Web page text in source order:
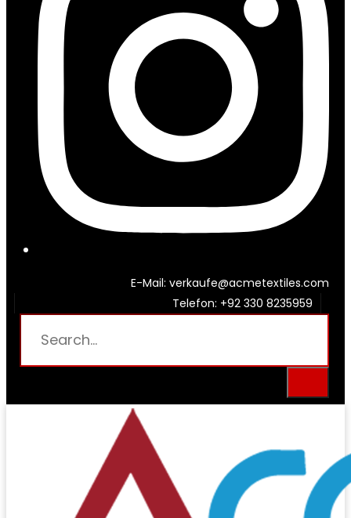
E-Mail: verkaufe@acmetextiles.com
Telefon: +92 330 8235959